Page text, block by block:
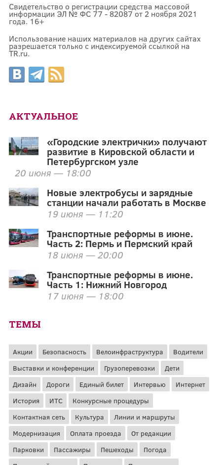
Свидетельство о регистрации средства массовой
информации ЭЛ № ФС 77 - 82087 от 2 ноября 2021
года. 16+
Использование наших материалов на других сайтах
разрешается только с индексируемой ссылкой на
TR.ru.
АКТУАЛЬНОЕ
«Городские электрички» получают
развитие в Кировской области и
Петербургском узле
20 июня — 18:00
Новые электробусы и зарядные
станции начали работать в Москве
19 июня — 11:20
Транспортные реформы в июне.
Часть 2: Пермь и Пермский край
18 июня — 20:00
Транспортные реформы в июне.
Часть 1: Нижний Новгород
17 июня — 18:00
ТЕМЫ
Акции Безопасность Велоинфраструктура
Водители
Выставки и конференции
Грузоперевозки
Дети
Дизайн
Дороги Единый билет Интервью
Интернет
История
ИТС
Конкурсные процедуры
Контактная сеть
Культура
Линии и маршруты
Модернизация
Оплата проезда
От редакции
Парковки
Пассажиры Пешеходы
Погода